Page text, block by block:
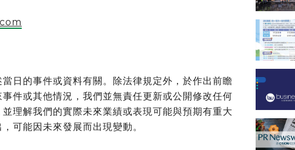
日的事件或資料有關。除法律規定外，於作出前瞻
件或其他情況，我們並無責任更新或公開修改任何
理解我們的實際未來業績或表現可能與預期有重大
可能因未來發展而出現變動。